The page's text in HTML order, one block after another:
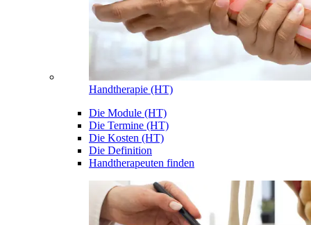
Handtherapie (HT)
Die Module (HT)
Die Termine (HT)
Die Kosten (HT)
Die Definition
Handtherapeuten finden